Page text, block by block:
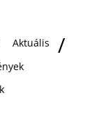
Aktuális